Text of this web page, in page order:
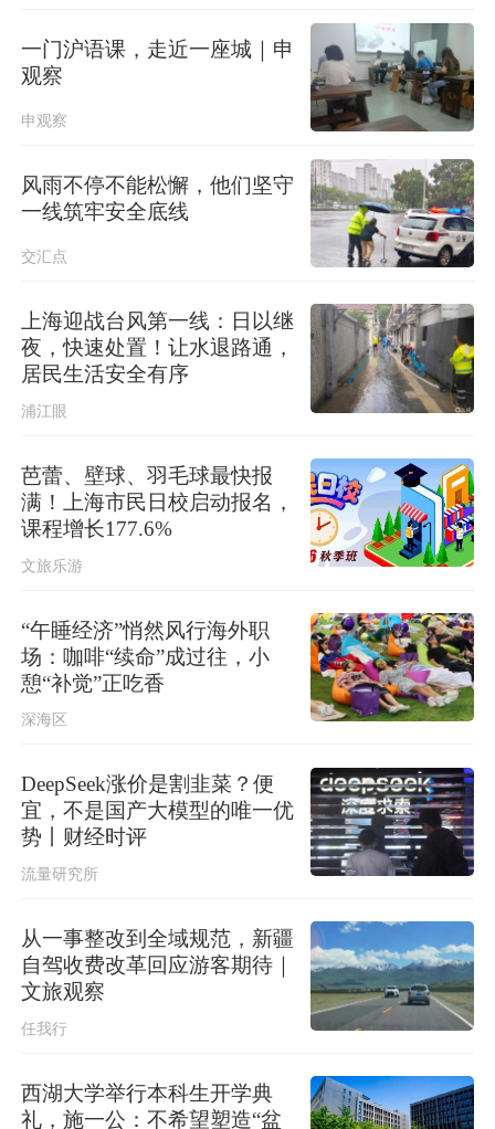
上海多区发布暴雨橙色预警！请注意
“白海豚”已减弱为热带风暴
刚刚，金山发布暴雨红色预警！积水
一门沪语课，走近一座城｜申
观察
申观察
风雨不停不能松懈，他们坚守
一线筑牢安全底线
交汇点
上海迎战台风第一线：日以继
夜，快速处置！让水退路通，
居民生活安全有序
浦江眼
芭蕾、壁球、羽毛球最快报
满！上海市民日校启动报名，
课程增长177.6%
文旅乐游
“午睡经济”悄然风行海外职
场：咖啡“续命”成过往，小
憩“补觉”正吃香
深海区
DeepSeek涨价是割韭菜？便
宜，不是国产大模型的唯一优
势丨财经时评
流量研究所
从一事整改到全域规范，新疆
自驾收费改革回应游客期待｜
文旅观察
任我行
西湖大学举行本科生开学典
礼，施一公：不希望塑造“盆